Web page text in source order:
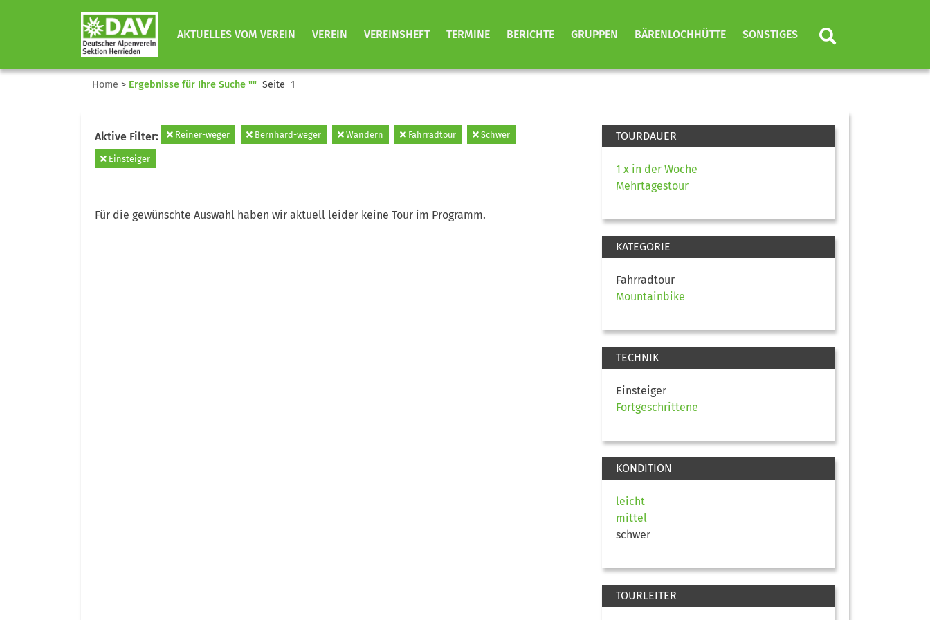
AKTUELLES VOM VEREIN VEREIN VEREINSHEFT TERMINE BERICHTE GRUPPEN BÄRENLOCHHÜTTE SONSTIGES
Home > Ergebnisse für Ihre Suche "" Seite 1
Aktive Filter: Reiner-weger Bernhard-weger Wandern Fahrradtour Schwer
Einsteiger
Für die gewünschte Auswahl haben wir aktuell leider keine Tour im Programm.
TOURDAUER
1 x in der Woche
Mehrtagestour
KATEGORIE
Fahrradtour
Mountainbike
TECHNIK
Einsteiger
Fortgeschrittene
KONDITION
leicht
mittel
schwer
TOURLEITER